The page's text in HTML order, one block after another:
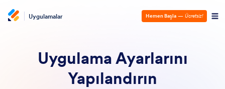
Uygulamalar Hemen Başla — Ücretsiz!
Uygulama Ayarlarını
Yapılandırın